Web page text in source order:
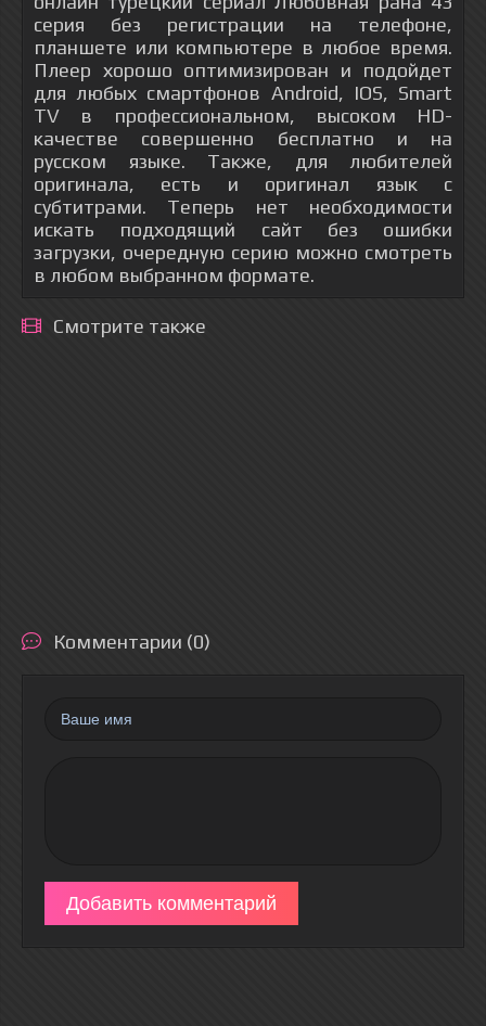
серия без регистрации на телефоне,
планшете или компьютере в любое время.
Плеер хорошо оптимизирован и подойдет
для любых смартфонов Android, IOS, Smart
TV в профессиональном, высоком HD-
качестве совершенно бесплатно и на
русском языке. Также, для любителей
оригинала, есть и оригинал язык с
субтитрами. Теперь нет необходимости
искать подходящий сайт без ошибки
загрузки, очередную серию можно смотреть
в любом выбранном формате.
Смотрите также
Комментарии (0)
Добавить комментарий